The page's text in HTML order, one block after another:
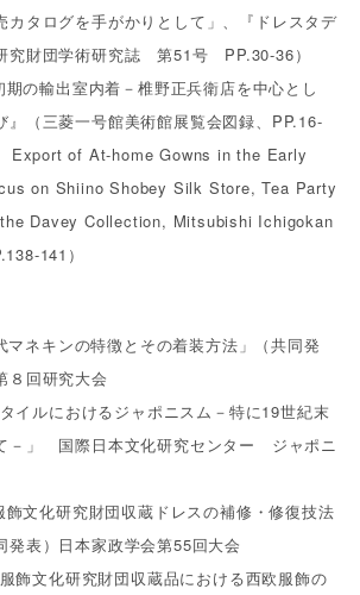
カタログを手がかりとして」、『ドレスタデ
究財団学術研究誌 第51号 PP.30-36）
の輸出室内着－椎野正兵衛店を中心とし
』（三菱一号館美術館展覧会図録、PP.16-
of At-home Gowns in the Early
on Shiino Shobey Silk Store, Tea Party
Davey Collection, Mitsubishi Ichigokan
141）
マネキンの特徴とその着装方法」（共同発
回研究大会
イルにおけるジャポニスム－特に19世紀末
－」 国際日本文化研究センター ジャポニ
文化研究財団収蔵ドレスの補修・修復技法
発表）日本家政学会第55回大会
文化研究財団収蔵品における西欧服飾の